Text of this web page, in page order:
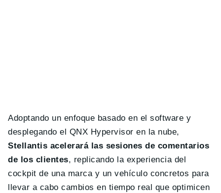
Adoptando un enfoque basado en el software y
desplegando el QNX Hypervisor en la nube,
Stellantis acelerará las sesiones de comentarios
de los clientes, replicando la experiencia del
cockpit de una marca y un vehículo concretos para
llevar a cabo cambios en tiempo real que optimicen